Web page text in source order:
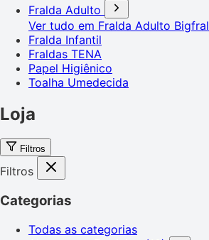
Fralda Adulto
Ver tudo em Fralda Adulto Bigfral
Fralda Infantil
Fraldas TENA
Papel Higiênico
Toalha Umedecida
Loja
Filtros
Filtros
Categorias
Todas as categorias